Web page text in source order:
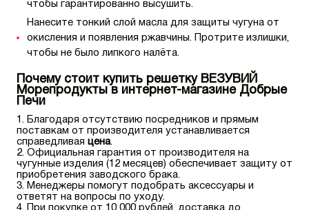
чтобы гарантированно высушить.
Нанесите тонкий слой масла для защиты чугуна от
окисления и появления ржавчины. Протрите излишки,
чтобы не было липкого налёта.
Почему стоит купить решетку ВЕЗУВИЙ
Морепродукты в интернет-магазине Добрые
Печи
Благодаря отсутствию посредников и прямым
поставкам от производителя устанавливается
справедливая цена.
Официальная гарантия от производителя на
чугунные изделия (12 месяцев) обеспечивает защиту от
приобретения заводского брака.
Менеджеры помогут подобрать аксессуары и
ответят на вопросы по уходу.